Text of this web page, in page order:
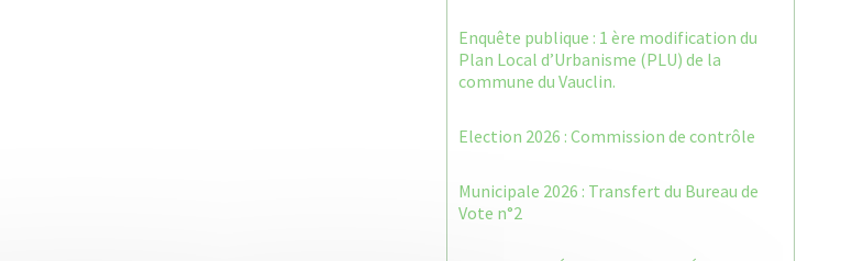
Enquête publique : 1 ère modification du
Plan Local d’Urbanisme (PLU) de la
commune du Vauclin.
Election 2026 : Commission de contrôle
Municipale 2026 : Transfert du Bureau de
Vote n°2